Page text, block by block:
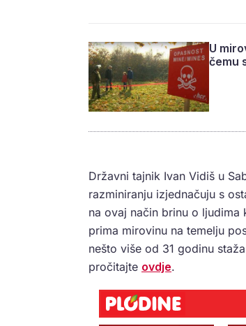
U
čemu
Državni tajnik Ivan Vidiš u
razminiranju izjednačuju s
na ovaj način brinu o
prima mirovinu na temelju
nešto više od 31 godinu
pročitajte ovdje.